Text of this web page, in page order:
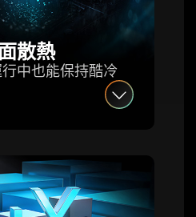
散熱
中也能保持酷冷